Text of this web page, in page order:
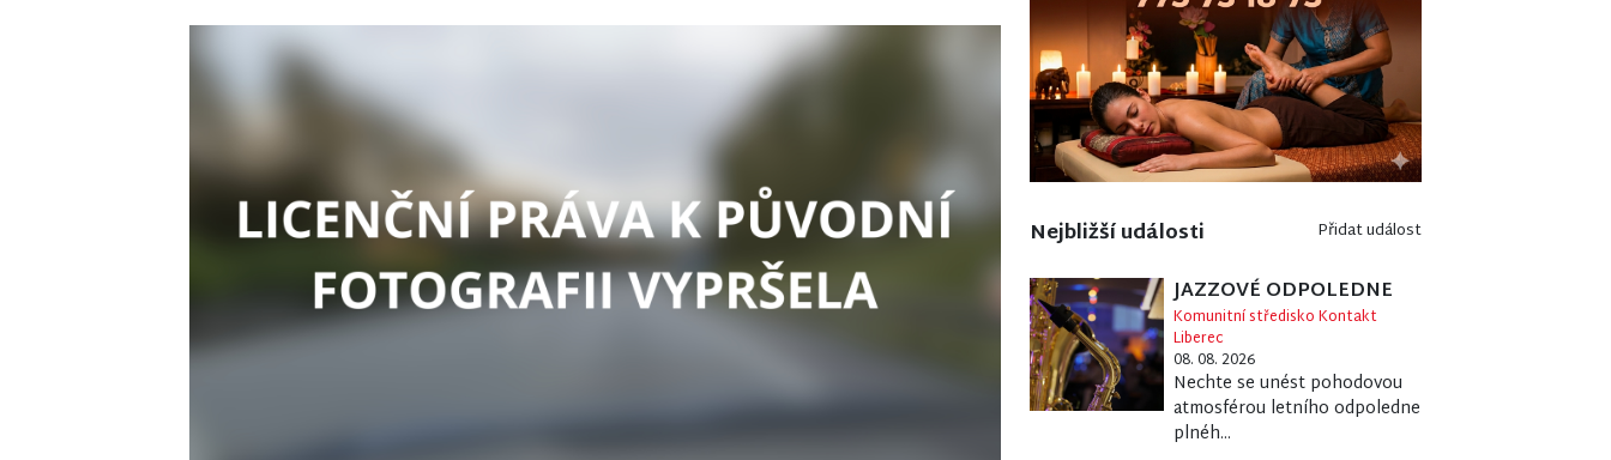
Nejbližší události Přidat událost
JAZZOVÉ ODPOLEDNE
Komunitní středisko Kontakt
Liberec
08. 08. 2026
Nechte se unést pohodovou
atmosférou letního odpoledne
plnéh...